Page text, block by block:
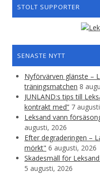
STOLT SUPPORTER
SENASTE NYTT
Nyförvärven glänste –
träningsmatchen 8
JUNLAND:s tips till
kontrakt med” 7
Leksand vann
augusti, 2026
Efter degraderingen –
mörkt" 6 augusti, 2026
Skadesmäll för
5 augusti, 2026